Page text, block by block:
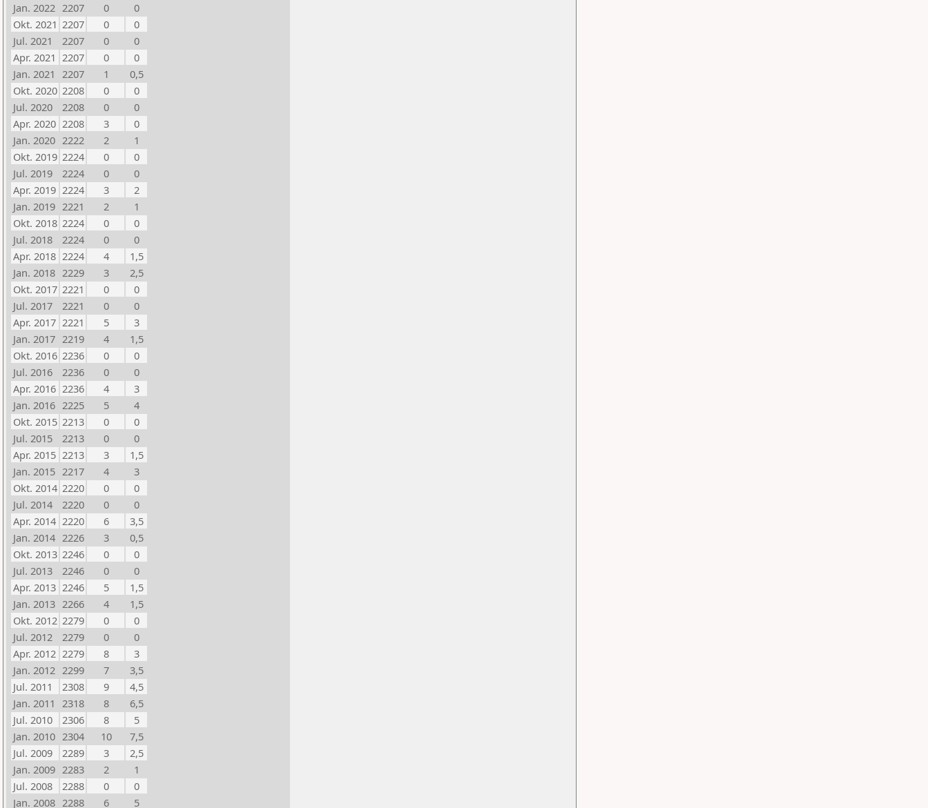
Jan. 2022 2207 0
0
Okt. 2021 2207 0
0
Jul. 2021
2207 0
0
Apr. 2021 2207 0
0
Jan. 2021 2207 1
0,5
Okt. 2020 2208 0
0
Jul. 2020
2208 0
0
Apr. 2020 2208 3
0
Jan. 2020 2222 2
1
Okt. 2019 2224 0
0
Jul. 2019
2224 0
0
Apr. 2019 2224 3
2
Jan. 2019 2221 2
1
Okt. 2018 2224 0
0
Jul. 2018
2224 0
0
Apr. 2018 2224 4
1,5
Jan. 2018 2229 3
2,5
Okt. 2017 2221 0
0
Jul. 2017
2221 0
0
Apr. 2017 2221 5
3
Jan. 2017 2219 4
1,5
Okt. 2016 2236 0
0
Jul. 2016
2236 0
0
Apr. 2016 2236 4
3
Jan. 2016 2225 5
4
Okt. 2015 2213 0
0
Jul. 2015
2213 0
0
Apr. 2015 2213 3
1,5
Jan. 2015 2217 4
3
Okt. 2014 2220 0
0
Jul. 2014
2220 0
0
Apr. 2014 2220 6
3,5
Jan. 2014 2226 3
0,5
Okt. 2013 2246 0
0
Jul. 2013
2246 0
0
Apr. 2013 2246 5
1,5
Jan. 2013 2266 4
1,5
Okt. 2012 2279 0
0
Jul. 2012
2279 0
0
Apr. 2012 2279 8
3
Jan. 2012 2299 7
3,5
Jul. 2011
2308 9
4,5
Jan. 2011 2318 8
6,5
Jul. 2010
2306 8
5
Jan. 2010 2304 10
7,5
Jul. 2009
2289 3
2,5
Jan. 2009 2283 2
1
Jul. 2008
2288 0
0
Jan. 2008 2288 6 5